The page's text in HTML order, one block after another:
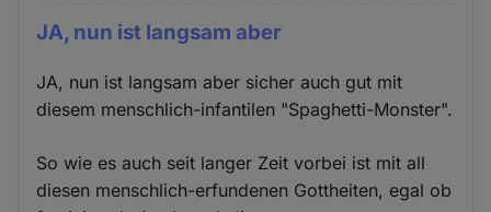
JA, nun ist langsam aber
JA, nun ist langsam aber sicher auch gut mit
diesem menschlich-infantilen "Spaghetti-Monster".
So wie es auch seit langer Zeit vorbei ist mit all
diesen menschlich-erfundenen Gottheiten, egal ob